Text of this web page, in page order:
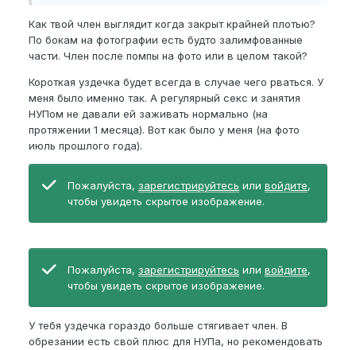
Пожалуйста, зарегистрируйтесьили
, чтобы увидеть скрытое
изображение.
Пожалуйста,зарегистрируйтесь или
войдите, чтобы увидеть скрытое
изображение.
Как твой член выглядит когда закрыт крайней плотью?
По бокам на фотографии есть будто залимфованные
части. Член после помпы на фото или в целом такой?
Короткая уздечка будет всегда в случае чего рваться. У
меня было именно так. А регулярный секс и занятия
НУПом не давали ей заживать нормально (на
протяжении 1 месяца). Вот как было у меня (на фото
июль прошлого года).
Пожалуйста, зарегистрируйтесь или войдите,
чтобы увидеть скрытое изображение.
Пожалуйста, зарегистрируйтесь или войдите,
чтобы увидеть скрытое изображение.
У тебя уздечка гораздо больше стягивает член. В
обрезании есть свой плюс для НУПа, но рекомендовать